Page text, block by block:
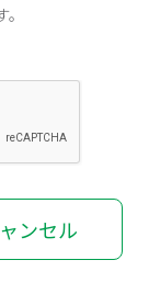
ンセル